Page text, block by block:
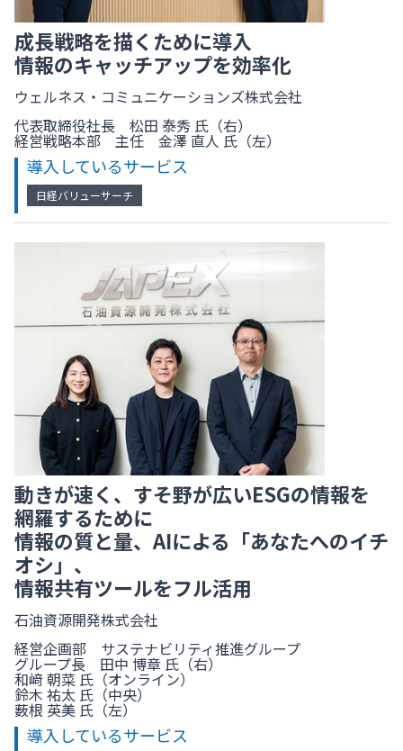
成長戦略を描くために導入
情報のキャッチアップを効率化
ウェルネス・コミュニケーションズ株式会社
代表取締役社長 松田 泰秀 氏（右）
経営戦略本部 主任 金澤 直人 氏（左）
導入しているサービス
日経バリューサーチ
動きが速く、すそ野が広いESGの情報を
網羅するために
情報の質と量、AIによる「あなたへのイチ
オシ」、
情報共有ツールをフル活用
石油資源開発株式会社
経営企画部 サステナビリティ推進グループ
グループ長 田中 博章 氏（右）
和﨑 朝菜 氏（オンライン）
鈴木 祐太 氏（中央）
薮根 英美 氏（左）
導入しているサービス